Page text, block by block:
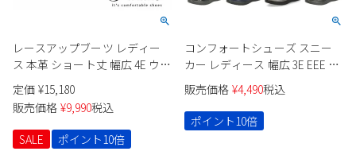
レースアップブーツ レディー
ス 本革 ショート丈 幅広 4E ウエ
ッジソール 靴 ブーツ 革靴 9957
Parade ダークブラウン ブラッ
ク 編み上げブーツ ファスナー
付き
定価 ¥15,180
販売価格 ¥9,990税込
SALE
ポイント10倍
コンフォートシューズ スニー
カー レディース 幅広 3E EEE ヒ
ール ウエッジ ウェッジ 6cm サ
イドファスナー エアークッシ
ョン レースアップ 紐 991401
991402 991404 Parade
販売価格 ¥4,490税込
ポイント10倍